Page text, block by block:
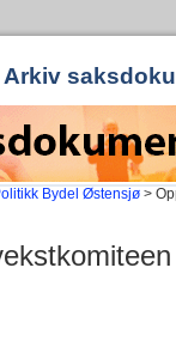
Arkiv
Bydel Østensjø >